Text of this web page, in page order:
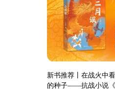
新书推荐丨在战火中
的种子——抗战小说